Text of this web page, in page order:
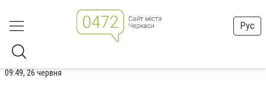
Рус
09:49, 26 червня